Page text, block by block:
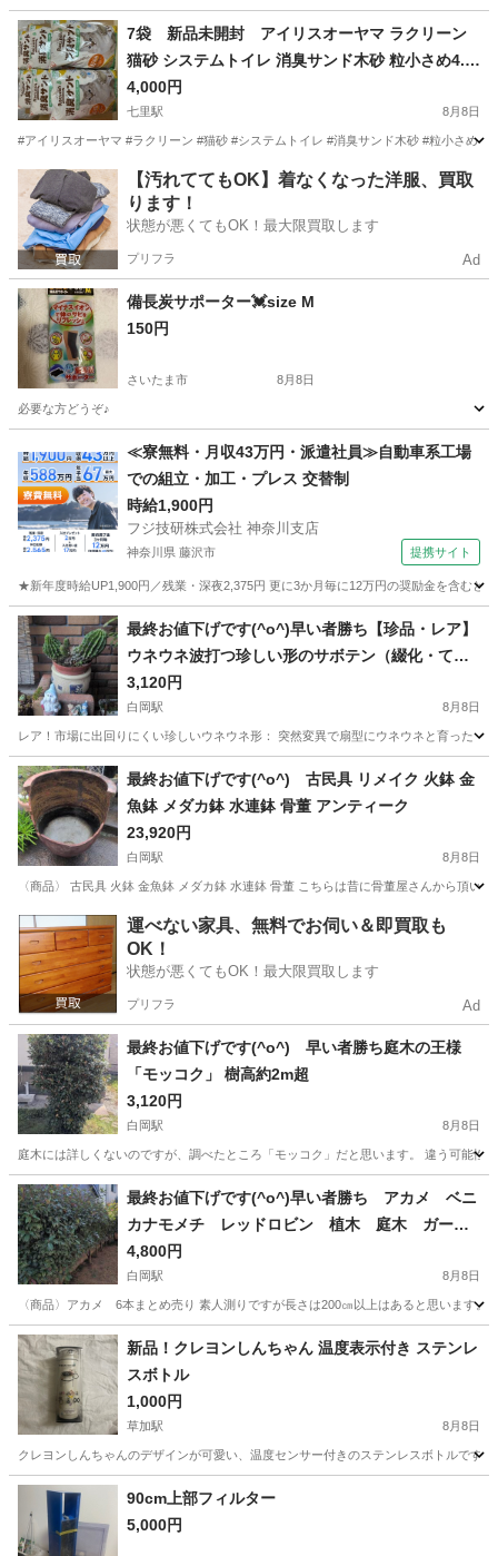
埼玉 上尾市 上尾駅 その他
7袋 新品未開封 アイリスオーヤマ ラクリーン
猫砂 システムトイレ 消臭サンド木砂 粒小さめ4.4
L S-SMS4.4
4,000円
七里駅 8月8日
#アイリスオーヤマ #ラクリーン #猫砂 #システムトイレ #消臭サンド木砂 #粒小さめ
埼玉 さいたま市 七里駅 その他
【汚れててもOK】着なくなった洋服、買取
ります！
状態が悪くてもOK！最大限買取します
プリフラ Ad
備長炭サポーター💓size M
150円
さいたま市 8月8日
必要な方どうぞ♪
その他
≪寮無料・月収43万円・派遣社員≫自動車系工場
での組立・加工・プレス 交替制
時給1,900円
フジ技研株式会社 神奈川支店
神奈川県 藤沢市 提携サイト
★新年度時給UP1,900円／残業・深夜2,375円 更に3か月毎に12万円の奨励金を含む
神奈川 藤沢市 その他
最終お値下げです(^o^)早い者勝ち​【珍品・レア】
ウネウネ波打つ珍しい形のサボテン（綴化・てっ
か） 豪華なデザイン鉢ごと一式セット
3,120円
白岡駅 8月8日
レア！市場に出回りにくい珍しいウネウネ形： 突然変異で扇型にウネウネと育った
埼玉 白岡市 白岡駅 その他 サボテン
最終お値下げです(^o^) 古民具 リメイク 火鉢 金
魚鉢 メダカ鉢 水連鉢 骨董 アンティーク
23,920円
白岡駅 8月8日
〈商品〉 古民具 火鉢 金魚鉢 メダカ鉢 水連鉢 骨董 こちらは昔に骨董屋さんから頂
埼玉 白岡市 白岡駅 その他
運べない家具、無料でお伺い＆即買取も
OK！
状態が悪くてもOK！最大限買取します
プリフラ Ad
最終お値下げです(^o^) 早い者勝ち庭木の王様
「モッコク」 樹高約2m超
3,120円
白岡駅 8月8日
庭木には詳しくないのですが、調べたところ「モッコク」だと思います。 違う可能
埼玉 白岡市 白岡駅 その他
最終お値下げです(^o^)早い者勝ち アカメ ベニ
カナモメチ レッドロビン 植木 庭木 ガーデ
ニング
4,800円
白岡駅 8月8日
〈商品〉アカメ 6本まとめ売り 素人測りですが長さは200㎝以上はあると
埼玉 白岡市 白岡駅 その他 アカメ
新品！クレヨンしんちゃん 温度表示付き ステンレ
スボトル
1,000円
草加駅 8月8日
クレヨンしんちゃんのデザインが可愛い、温度センサー付きのステンレスボトルです
埼玉 八潮市 草加駅
90cm上部フィルター
5,000円